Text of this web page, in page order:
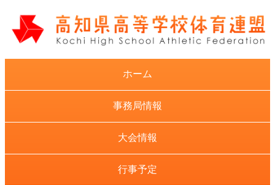
ホーム
事務局情報
大会情報
行事予定